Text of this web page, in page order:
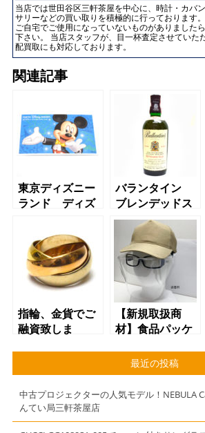
当店では世田谷区三軒茶屋を中心に、時計・カバ
サリーなどの買い取りを積極的に行っております。
ご自宅でご使用になっていないものがありました
下さい。 当店スタッフが、目一杯査定させていた
配買取にも対応しております。
関連記事
東京ディズニー
ランド ディズ
デーパスポート
【質】【かんて
い局】【三軒茶
屋店】
バランタイン
ブレンデッドス
コッチウイスキ
ー 30年 ベリ
ーオールド 40
度/700ml 質
屋 かんてい
局 三軒茶屋店
（東急田園都市
線池尻大橋駅か
らお越しのお客
様より買取させ
て頂きました）
指輪、金貨でご
融資致しま
茶屋店
【新規取扱商
材】食品パッケ
開発した簡易型
フェイスシール
ド 一般使用目
的 PET製 質
屋 かんてい
最近の投稿
中古プロジェクターの人気モデル！NEBULA
んてい局三軒茶屋店